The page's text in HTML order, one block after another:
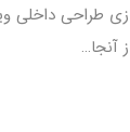
طراحی داخلی